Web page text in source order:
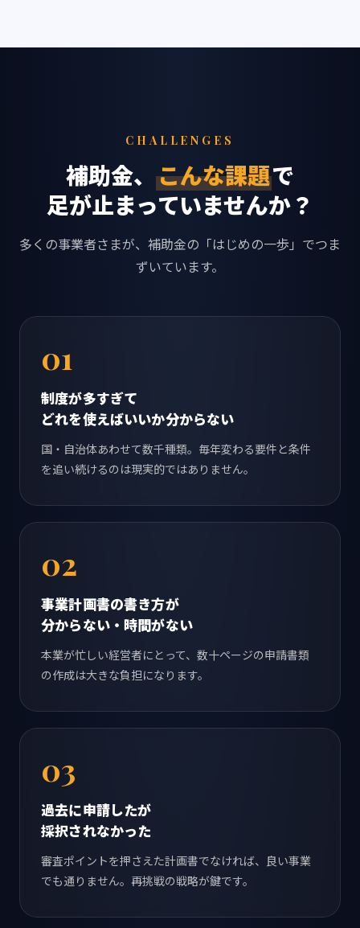
CHALLENGES
補助金、 こんな課題で
足が止まっていませんか？
多くの事業者さまが、補助金の「はじめの一歩」でつま
ずいています。
01
制度が多すぎて
どれを使えばいいか分からない
国・自治体あわせて数千種類。毎年変わる要件と条件
を追い続けるのは現実的ではありません。
02
事業計画書の書き方が
分からない・時間がない
本業が忙しい経営者にとって、数十ページの申請書類
の作成は大きな負担になります。
03
過去に申請したが
採択されなかった
審査ポイントを押さえた計画書でなければ、良い事業
でも通りません。再挑戦の戦略が鍵です。